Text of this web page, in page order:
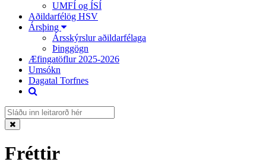
UMFÍ og ÍSÍ
Aðildarfélög HSV
Ársþing
Ársskýrslur aðildarfélaga
Þinggögn
Æfingatöflur 2025-2026
Umsókn
Dagatal Torfnes
Fréttir